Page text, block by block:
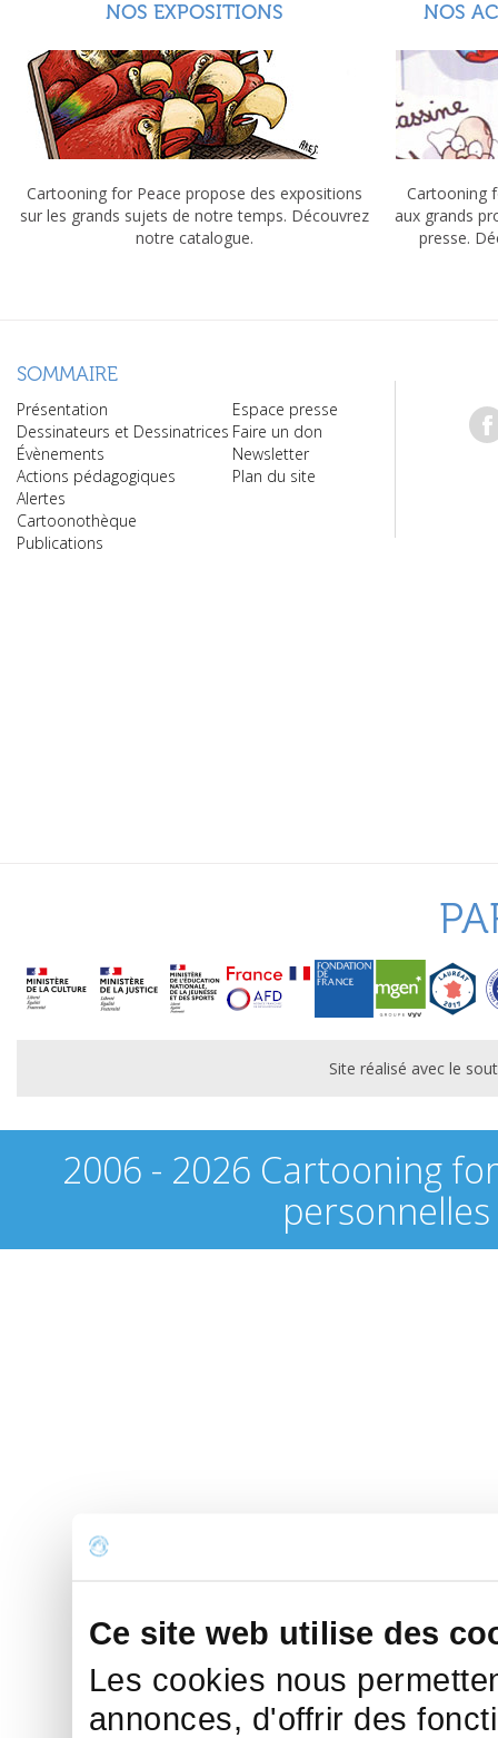
Ce site web utilise des
Les cookies nous
annonces, d'offrir des
NOS EXPOSITIONS
Cartooning for Peace propose des expositions
sur les grands sujets de notre temps. Découvrez
notre catalogue.
NOS
Cartooning
aux grands
presse.
SOMMAIRE
Présentation
Dessinateurs et Dessinatrices
Évènements
Actions pédagogiques
Alertes
Cartoonothèque
Publications
Espace presse
Faire un don
Newsletter
Plan du site
Site réalisé avec le
2006 - 2026 Cartooning
personnelles